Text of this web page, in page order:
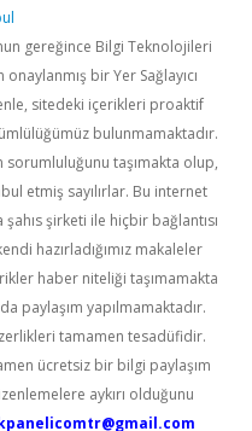
gereğince Bilgi Teknolojileri
bir Yer Sağlayıcı
sitedeki içerikleri proaktif
bulunmamaktadır.
sorumluluğunu taşımakta olup,
etmiş sayılırlar. Bu internet
şirketi ile hiçbir bağlantısı
hazırladığımız makaleler
haber niteliği taşımamakta
paylaşım yapılmamaktadır.
tamamen tesadüfidir.
ücretsiz bir bilgi paylaşım
aykırı olduğunu